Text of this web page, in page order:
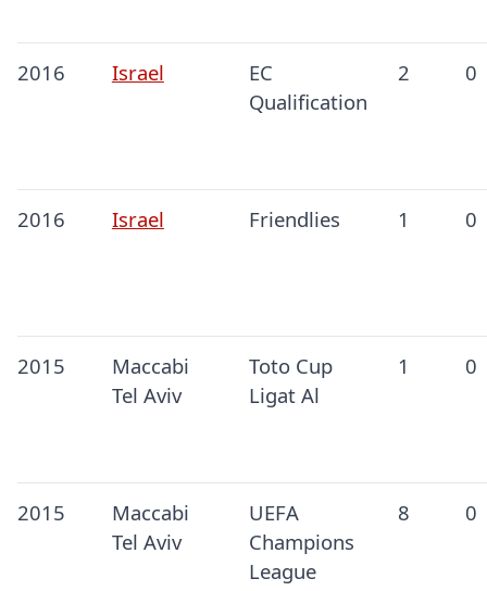
2016 Israel
EC
Qualification
2 0
2016 Israel Friendlies 1 0
2015
Maccabi
Tel Aviv
Toto Cup
Ligat Al
1 0
2015
Maccabi
Tel Aviv
UEFA
Champions
League
8 0